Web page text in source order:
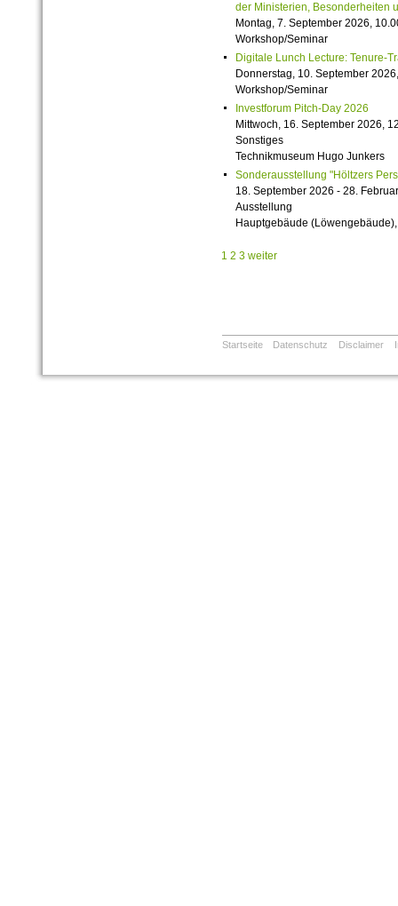
der Ministerien, Besonderheiten
Montag, 7. September 2026,
Workshop/Seminar
Digitale Lunch Lecture: Tenure-
Donnerstag, 10. September
Workshop/Seminar
Investforum Pitch-Day 2026
Mittwoch, 16. September 2026,
Sonstiges
Technikmuseum Hugo Junkers
Sonderausstellung "Höltzers
18. September 2026 - 28.
Ausstellung
Hauptgebäude
1 2 3 weiter
Startseite Datenschutz Disclaimer